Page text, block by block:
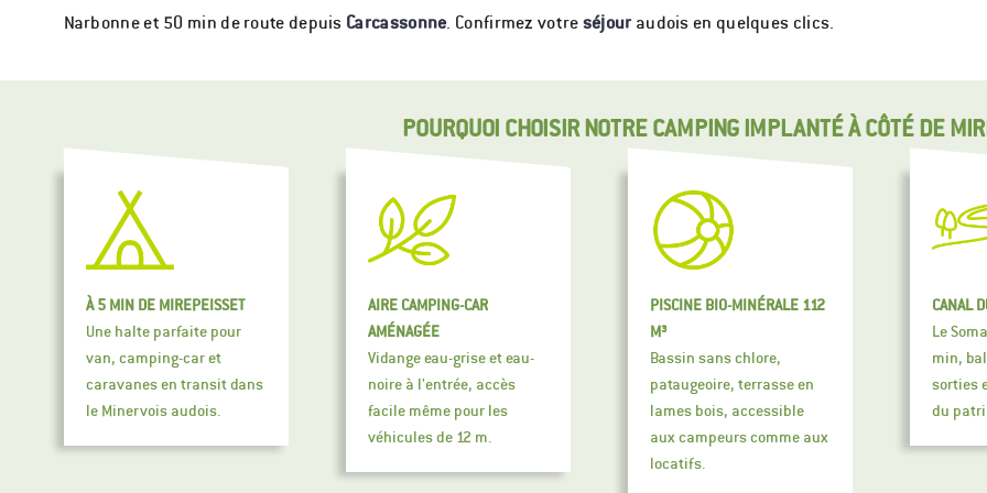
Narbonne et 50 min de route depuis Carcassonne. Confirmez votreséjouraudois en quelques clics.
POURQUOI CHOISIR NOTRE CAMPING IMPLANTÉ À CÔTÉ DE
À 5 MIN DE MIREPEISSET
Une halte parfaite pour
van, camping-car et
caravanes en transit dans
le Minervois audois.
AIRE CAMPING-CAR
AMÉNAGÉE
Vidange eau-grise et eau-
noire à l'entrée, accès
facile même pour les
véhicules de 12 m.
PISCINE BIO-MINÉRALE 112
M³
Bassin sans chlore,
pataugeoire, terrasse en
lames bois, accessible
aux campeurs comme aux
locatifs.
CANAL
Le
min,
sorties
du